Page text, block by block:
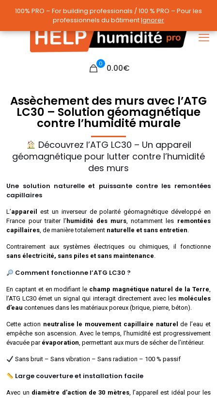
0 0.00€
Assèchement des murs avec l’ATG
LC30 – Solution géomagnétique
contre l’humidité murale
Découvrez l’ATG LC30 – Un appareil
géomagnétique pour lutter contre l’humidité
des murs
Une solution naturelle et puissante contre les remontées
capillaires
L’appareil
est un inverseur de polarité géomagnétique développé en
France pour traiter l’ humidité des murs, notamment les remontées
capillaires, de manière totalement naturelle et sans entretien.
Contrairement aux systèmes électriques ou chimiques, il fonctionne
sans électricité, sans piles et sans maintenance.
Comment fonctionne l’ATG LC30 ?
En captant et en modifiant le champ magnétique naturel de la Terre,
l’ATG LC30 émet un signal qui interagit directement avec les molécules
d’eau contenues dans les matériaux poreux (brique, pierre, béton).
Cette action neutralise le mouvement capillaire naturel de l’eau et
empêche son ascension. Avec le temps, l’humidité est progressivement
évacuée par évaporation, permettant aux murs de sécher de l’intérieur.
Sans bruit – Sans vibration – Sans radiation – 100 % passif
Large couverture et installation facile
Avec un diamètre d’action de 30 mètres, l’appareil est idéal pour les
100% PRO – For building professionals / 100 % PRO – Pour les
professionnels du bâtimentIgnorer
100% PRO – For building professionals / 100 % PRO – Pour les
professionnels du bâtimentIgnorer